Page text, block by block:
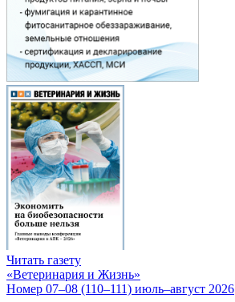
Читать газету
«Ветеринария и Жизнь»
Номер 07–08 (110–111) июль–август 2026